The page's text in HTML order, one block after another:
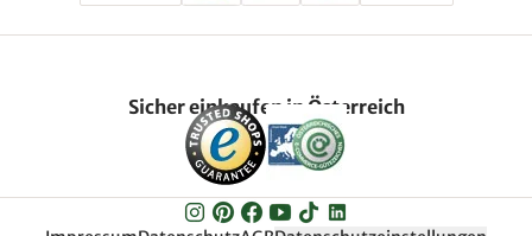
Sicher einkaufen in Österreich